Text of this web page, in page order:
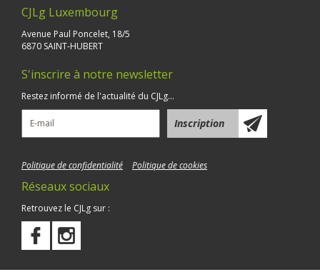
CJLg Luxembourg
Avenue Paul Poncelet, 18/5
6870 SAINT-HUBERT
S'inscrire à notre newsletter
Restez informé de l'actualité du CJLg...
Politique de confidentialité Politique de cookies
Réseaux sociaux
Retrouvez le CJLg sur :